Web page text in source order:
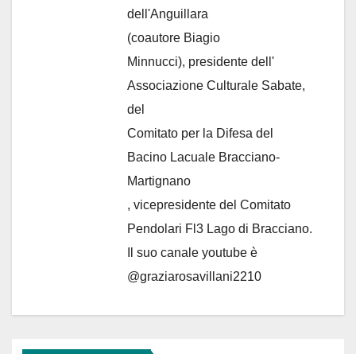
dell'Anguillara
(coautore Biagio
Minnucci), presidente dell'
Associazione Culturale Sabate,
del
Comitato per la Difesa del
Bacino Lacuale Bracciano-
Martignano
, vicepresidente del Comitato
Pendolari Fl3 Lago di Bracciano.
Il suo canale youtube è
@graziarosavillani2210